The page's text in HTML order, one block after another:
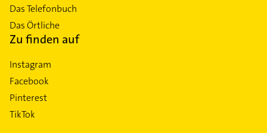
Das Telefonbuch
Das Örtliche
Zu finden auf
Instagram
Facebook
Pinterest
TikTok